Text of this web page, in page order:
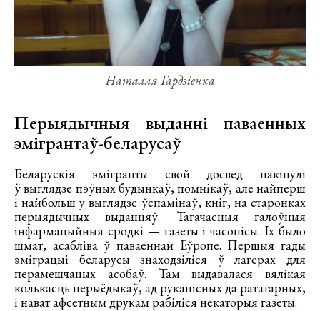
Наталля Гардзіенка
Перыядычныя выданні паваенных
эмігрантаў-беларусаў
Беларускія эмігранты свой досвед пакінулі
ў выглядзе пэўных будынкаў, помнікаў, але найперш
і найбольш у выглядзе ўспамінаў, кніг, на старонках
перыядычных выданняў. Тагачасныя галоўныя
інфармацыйныя сродкі — газеты і часопісы. Іх было
шмат, асабліва ў паваеннай Еўропе. Першыя гады
эміграцыі беларусы знаходзіліся ў лагерах для
перамешчаных асобаў. Там выдавалася вялікая
колькасць перыёдыкаў, ад рукапісных да рататарных,
і нават афсетным друкам рабіліся некаторыя газеты.